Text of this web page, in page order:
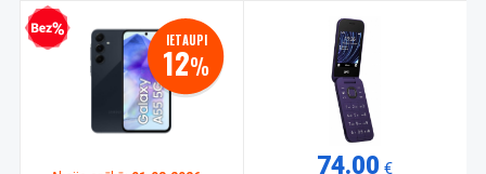
kredīts IETAUPI
12%
74.00 €